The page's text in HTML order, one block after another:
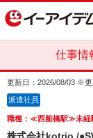
仕事情
更新日：2026/08/03 ※
派遣社員
職種：≪西船橋駅≫未経